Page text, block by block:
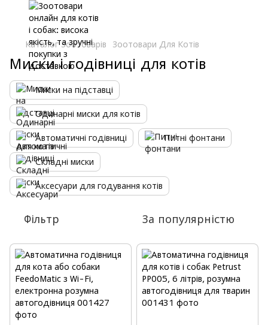
Каталог Зоотоварів Зоотовари Для Котів
Миски і годівниці для котів
Миски на підставці
Одинарні миски для котів
Автоматичні годівниці Питні фонтани
Складні миски
Аксесуари для годування котів
Фільтр За популярністю